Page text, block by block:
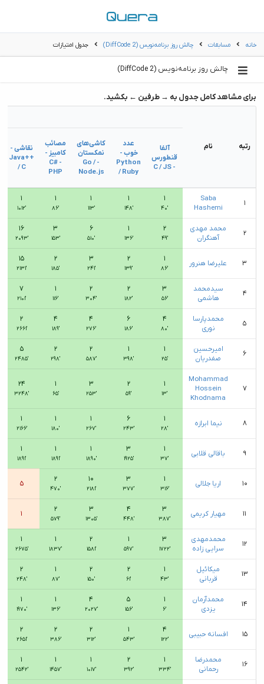
خانه مسابقات چالش روز برنامه‌نویس (2 DiffCode) جدول امتیازات
چالش روز برنامه‌نویس (2 DiffCode)
برای مشاهد کامل جدول به → طرفین ← بکشید.
رتبه نام
آلفا
قنطورس
- C / JS
عدد
خوب -
Python
/ Ruby
کاشی‌های
نمکستان
- Go /
Node.js
مصائب
کامبیز -
C# -
PHP
نقاشی -
++Java
/ C
۱
Saba
Hashemi
۱
۴۰′
۱
۱۴۸′
۱
۱۱۳′
۱
۸۶′
۱
۱۰۱۲′
۲
محمد مهدی
آهنگران
۲
۴۹′
۱
۱۳۶′
۶
۵۱۰′
۳
۱۵۳′
۱۶
۲۰۹۳′
۳ علیرضا هنرور ۱
۸۶′
۲
۱۳۹′
۳
۲۴۱′
۲
۱۸۵′
۱۵
۲۱۳۱′
۴
سيدمحمد
هاشمی
۳
۵۶′
۲
۱۸۲′
۲
۳۰۴′
۱
۱۱۶′
۷
۲۱۰۱′
۵
محمدپارسا
نوری
۴
۸۰′
۶
۱۸۶′
۴
۲۷۶′
۴
۱۸۹′
۲
۲۶۶۱′
۶
امیرحسین
صفدریان
۱
۲۵′
۱
۳۹۸′
۲
۵۸۷′
۲
۲۹۸′
۵
۲۴۸۵′
۷
Mohammad
Hossein
Khodnama
۱
۱۳′
۲
۵۹′
۳
۲۵۳′
۱
۶۵′
۲۴
۳۲۴۸′
۸ نیما ابرازه ۱
۲۸′
۶
۲۴۳′
۱
۲۶۷′
۱
۱۸۰′
۱
۲۱۶۶′
۹ باقالی قلابی ۱
۳۷′
۳
۱۹۲۵′
۱
۱۸۹۰′
۱
۱۸۹۱′
۱
۱۸۹۱′
۱۰ اریا جلالی ۱
۳۱۶′
۳
۳۷۷′
۱۰
۲۱۸۱′
۲
۴۷۰′
۵
۱۱ مهیار کریمی ۳
۳۸۷′
۴
۴۴۸′
۳
۱۳۰۵′
۲
۵۷۹′
۱
۱۲
محمدمهدی
سرایی زاده
۳
۱۷۲۲′
۱
۵۹۷′
۲
۱۵۸۱′
۱
۱۸۳۷′
۱
۲۶۷۵′
۱۳
میکائیل
قربانی
۱
۴۳′
۲
۶۱′
۲
۱۵۰′
۱
۸۷′
۲
۲۴۸′
۱۴
محمدآرمان
یزدی
۱
۶′
۵
۱۵۶′
۴
۲۰۲۷′
۱
۱۳۶′
۱
۱۹۷۰′
۱۵ افسانه حبیبی ۴
۱۲۲′
۱
۵۴۳′
۲
۳۱۲′
۲
۳۸۶′
۲
۲۶۵۱′
۱۶
محمدرضا
رحمانی
۱
۳۳۴′
۲
۳۹۲′
۱
۱۰۱۷′
۱
۱۴۵۷′
۱
۲۵۴۲′